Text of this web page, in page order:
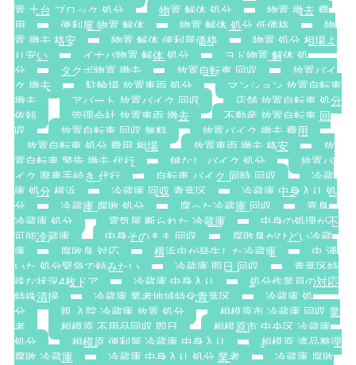
置 土台 ブロック 処分
物置 解体 処分
物置 撤去 費
用
便利屋 物置 解体 物置 解体 処分 低価格
物
置 撤去 格安
物置 解体 便利屋価格
物置 処分 相場よ
り安い
イナバ物置 解体 処分
ヨド物置 解体 処
分
タクボ物置 撤去 放置自転車 回収
放置バイ
ク 撤去
駐輪場 放置車両 処分
マンション 放置自転車
撤去
アパート 放置バイク 回収
店舗 放置自転車 処分
依頼
管理会社 放置車両 撤去
不動産 放置自転車 回
収
放置自転車 回収 無料
放置バイク 撤去 費用
放置自転車 処分 費用 相場
放置車両 撤去 格安
放
置自転車 警告 撤去 代行
鍵なし バイク 処分
放置バ
イク 廃車手続き 代行
自転車 バイク 同時 回収
冷蔵
庫 処分 横浜
冷蔵庫 回収 青葉区
冷蔵庫 中身入り 処
分
冷蔵庫 腐敗 処分 腐った冷蔵庫 回収
異臭
冷蔵庫 処分
電気屋 断られた 冷蔵庫
中身の処理が不
可能冷蔵庫
中身そのまま 回収
腐敗臭がひどい冷蔵
庫
腐敗臭 対応 横浜虫が発生した冷蔵庫
虫 湧
いた 処分緊急で頼みたい
冷蔵庫 即日 回収
青葉区特
殊な状況4枚ドア
冷蔵庫 中身入り
処分作業員の対応
特殊清掃
冷蔵庫 業者地域特化青葉区
冷蔵庫 処
分
親 入院 冷蔵庫 放置 処分
相模原市 冷蔵庫 回収 業
者
相模原 不用品回収 即日
相模原市 中央区 冷蔵庫
処分
相模原 便利屋 冷蔵庫 中身入り
相模原 遺品整理
腐敗 冷蔵庫
冷蔵庫 中身入り 処分 業者
冷蔵庫 腐敗